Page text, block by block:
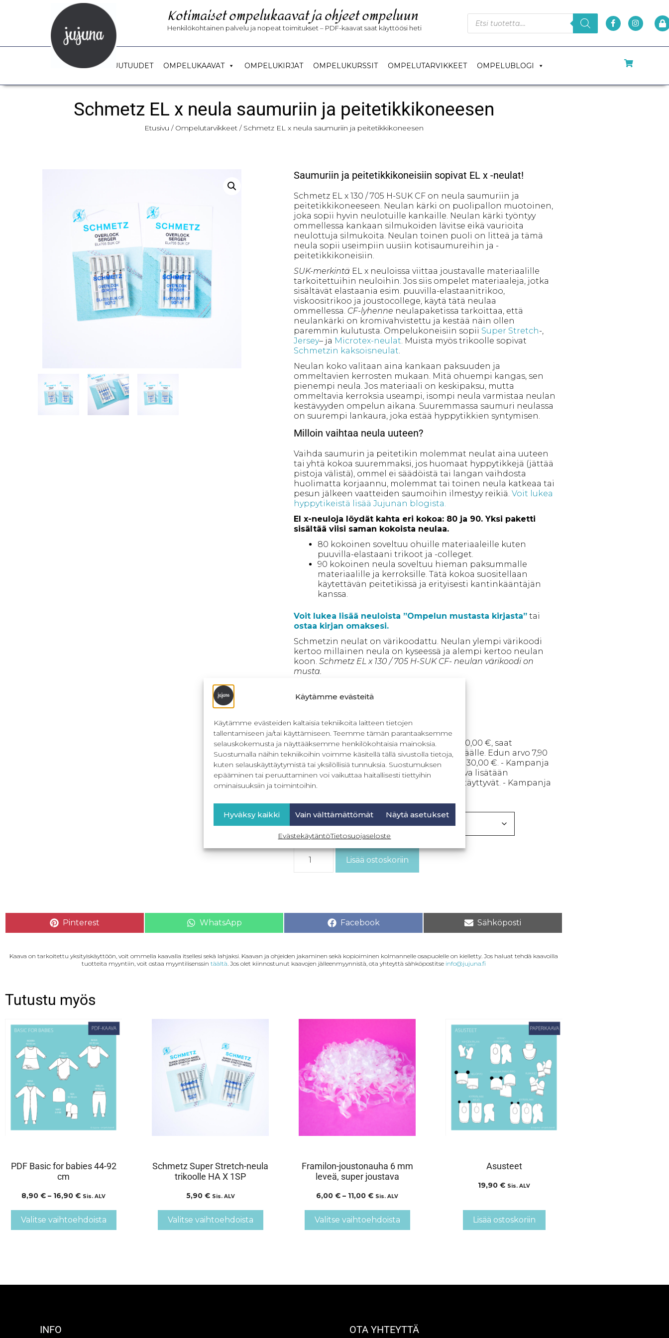
Käytämme evästeitä
Käytämme evästeiden kaltaisia tekniikoita laitteen tietojen
tallentamiseen ja/tai käyttämiseen. Teemme tämän parantaaksemme
selauskokemusta ja näyttääksemme henkilökohtaisia mainoksia.
Suostumalla näihin tekniikoihin voimme käsitellä tällä sivustolla tietoja,
kuten selauskäyttäytymistä tai yksilöllisiä tunnuksia. Suostumuksen
epääminen tai peruuttaminen voi vaikuttaa haitallisesti tiettyihin
ominaisuuksiin ja toimintoihin.
Hyväksy kaikki Vain välttämättömät Näytä asetukset
EvästekäytäntöTietosuojaseloste
Kotimaiset ompelukaavat ja ohjeet ompeluun
Henkilökohtainen palvelu ja nopeat toimitukset – PDF-kaavat saat käyttöösi heti
UUTUUDET OMPELUKAAVAT OMPELUKIRJAT OMPELUKURSSIT OMPELUTARVIKKEET OMPELUBLOGI
Schmetz EL x neula saumuriin ja peitetikkikoneesen
Etusivu / Ompelutarvikkeet/ Schmetz EL x neula saumuriin ja peitetikkikoneesen
Saumuriin ja peitetikkikoneisiin sopivat EL x -neulat!
Schmetz EL x 130 / 705 H-SUK CF on neula saumuriin ja
peitetikkikoneeseen. Neulan kärki on puolipallon muotoinen,
joka sopii hyvin neulotuille kankaille. Neulan kärki työntyy
ommellessa kankaan silmukoiden lävitse eikä vaurioita
neulottuja silmukoita. Neulan toinen puoli on litteä ja tämä
neula sopii useimpiin uusiin kotisaumureihin ja -
peitetikkikoneisiin.
SUK-merkintä EL x neuloissa viittaa joustavalle materiaalille
tarkoitettuihin neuloihin. Jos siis ompelet materiaaleja, jotka
sisältävät elastaania esim. puuvilla-elastaanitrikoo,
viskoositrikoo ja joustocollege, käytä tätä neulaa
ommellessa. CF-lyhenne neulapaketissa tarkoittaa, että
neulankärki on kromivahvistettu ja kestää näin ollen
paremmin kulutusta. Ompelukoneisiin sopii Super Stretch-,
Jersey– ja Microtex-neulat. Muista myös trikoolle sopivat
Schmetzin kaksoisneulat.
Neulan koko valitaan aina kankaan paksuuden ja
ommeltavien kerrosten mukaan. Mitä ohuempi kangas, sen
pienempi neula. Jos materiaali on keskipaksu, mutta
ommeltavia kerroksia useampi, isompi neula varmistaa neulan
kestävyyden ompelun aikana. Suuremmassa saumuri neulassa
on suurempi lankaura, joka estää hyppytikkien syntymisen.
Milloin vaihtaa neula uuteen?
Vaihda saumurin ja peitetikin molemmat neulat aina uuteen
tai yhtä kokoa suuremmaksi, jos huomaat hyppytikkejä (jättää
pistoja välistä), ommel ei säädöistä tai langan vaihdosta
huolimatta korjaannu, molemmat tai toinen neula katkeaa tai
pesun jälkeen vaatteiden saumoihin ilmestyy reikiä. Voit lukea
hyppytikeistä lisää Jujunan blogista.
El x-neuloja löydät kahta eri kokoa: 80 ja 90. Yksi paketti
sisältää viisi saman kokoista neulaa.
80 kokoinen soveltuu ohuille materiaaleille kuten
puuvilla-elastaani trikoot ja -colleget.
90 kokoinen neula soveltuu hieman paksummalle
materiaalille ja kerroksille. Tätä kokoa suositellaan
käytettävän peitetikissä ja erityisesti kantinkääntäjän
kanssa.
Voit lukea lisää neuloista ”Ompelun mustasta kirjasta” tai
ostaa kirjan omaksesi.
Schmetzin neulat on värikoodattu. Neulan ylempi värikoodi
kertoo millainen neula on kyseessä ja alempi kertoo neulan
koon. Schmetz EL x 130 / 705 H-SUK CF- neulan värikoodi on
musta.
Kun tilaat verkkokaupasta tuotteita yli 30,00 €, saat
Rusettipannan paperikaavan kaupan päälle. Edun arvo 7,90
€. Kampanjan ehdot: - Tilauksen arvo yli 30,00 €. - Kampanja
koskee vain postitettavia tilauksia. - Kaava lisätään
ostoskoriin automaattisesti, kun ehdot täyttyvät. - Kampanja
Neulan koko
Lisää ostoskoriin
Pinterest WhatsApp Facebook Sähköposti
Kaava on tarkoitettu yksityiskäyttöön, voit ommella kaavalla itsellesi sekä lahjaksi. Kaavan ja ohjeiden jakaminen sekä kopioiminen kolmannelle osapuolelle on kielletty. Jos haluat tehdä kaavoilla
tuotteita myyntiin, voit ostaa myyntilisenssin täältä . Jos olet kiinnostunut kaavojen jälleenmyynnistä, ota yhteyttä sähköpostitse info@jujuna.fi
Tutustu myös
PDF Basic for babies 44-92
cm
8,90 € – 16,90 € Sis. ALV
Valitse vaihtoehdoista
Schmetz Super Stretch-neula
trikoolle HA X 1SP
5,90 € Sis. ALV
Valitse vaihtoehdoista
Framilon-joustonauha 6 mm
leveä, super joustava
6,00 € – 11,00 € Sis. ALV
Valitse vaihtoehdoista
Asusteet
19,90 € Sis. ALV
Lisää ostoskoriin
INFO OTA YHTEYTTÄ